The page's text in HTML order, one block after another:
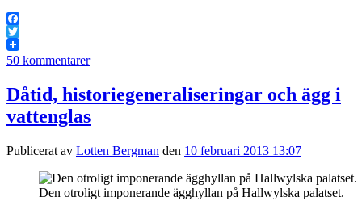
Facebook
Twitter
50 kommentarer
Dåtid, historiegeneraliseringar och ägg i
vattenglas
Publicerat av Lotten Bergman den 10 februari 2013 13:07
Den otroligt imponerande ägghyllan på Hallwylska palatset.